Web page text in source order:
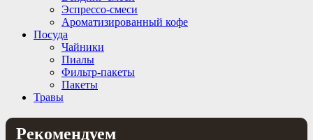
Эспрессо-смеси
Ароматизированный кофе
Посуда
Чайники
Пиалы
Фильтр-пакеты
Пакеты
Травы
Рекомендуем